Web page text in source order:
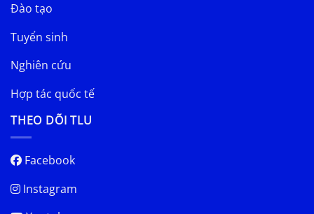
Đào tạo
Tuyển sinh
Nghiên cứu
Hợp tác quốc tế
THEO DÕI TLU
Facebook
Instagram